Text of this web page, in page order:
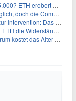
während Institutionen weiter akkumulieren
bleibt optimistisch
größte Risiko seit 15 Jahren
Durchschnitte überwinden?
deutlich mehr als Sie denken